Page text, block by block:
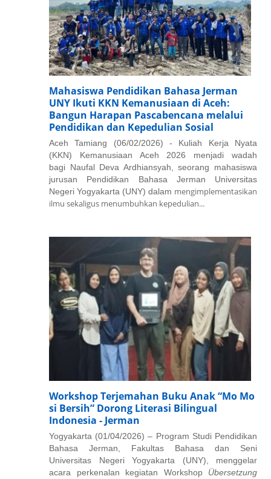
Mahasiswa Pendidikan Bahasa Jerman
UNY Ikuti KKN Kemanusiaan di Aceh:
Bangun Harapan Pascabencana melalui
Pendidikan dan Kepedulian Sosial
Aceh Tamiang (06/02/2026) - Kuliah Kerja Nyata
(KKN) Kemanusiaan Aceh 2026 menjadi wadah
bagi Naufal Deva Ardhiansyah, seorang mahasiswa
jurusan Pendidikan Bahasa Jerman Universitas
Negeri Yogyakarta (UNY) dalam mengimplementasikan
ilmu sekaligus menumbuhkan kepedulian...
Workshop Terjemahan Buku Anak “Mo Mo
si Bersih” Dorong Literasi Bilingual
Indonesia - Jerman
Yogyakarta (01/04/2026) – Program Studi Pendidikan
Bahasa Jerman, Fakultas Bahasa dan Seni
Universitas Negeri Yogyakarta (UNY), menggelar
acara perkenalan kegiatan Workshop Übersetzung